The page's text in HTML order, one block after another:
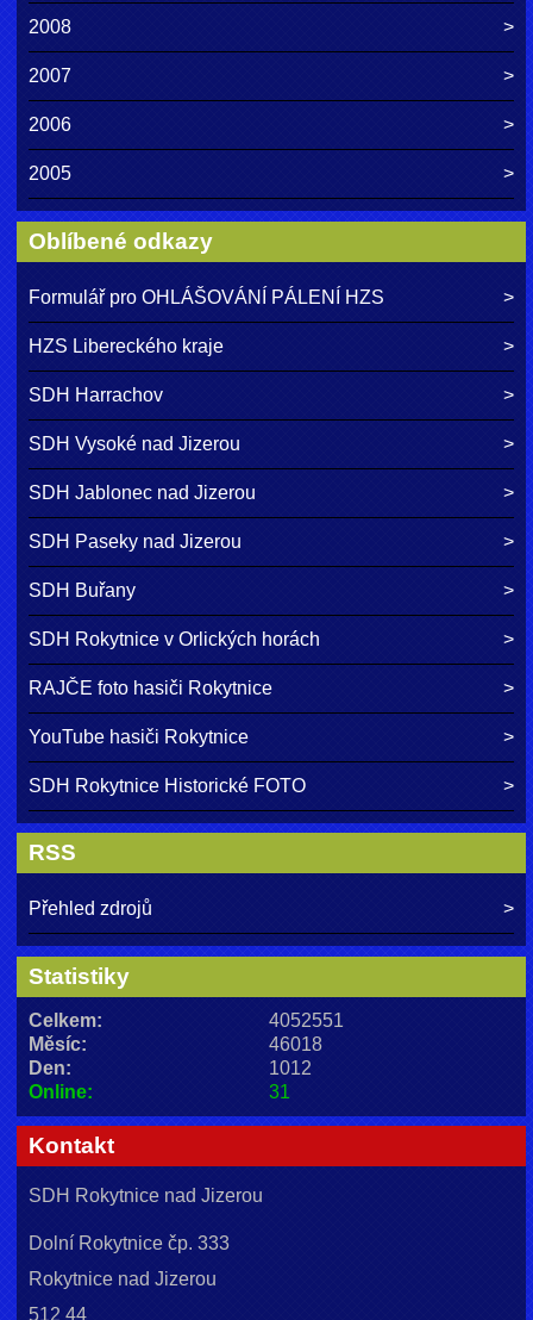
2008
2007
2006
2005
Oblíbené odkazy
Formulář pro OHLÁŠOVÁNÍ PÁLENÍ HZS
HZS Libereckého kraje
SDH Harrachov
SDH Vysoké nad Jizerou
SDH Jablonec nad Jizerou
SDH Paseky nad Jizerou
SDH Buřany
SDH Rokytnice v Orlických horách
RAJČE foto hasiči Rokytnice
YouTube hasiči Rokytnice
SDH Rokytnice Historické FOTO
RSS
Přehled zdrojů
Statistiky
Online: 31
Celkem:
4052551
Měsíc:
46018
Den:
1012
Kontakt
SDH Rokytnice nad Jizerou
Dolní Rokytnice čp. 333
Rokytnice nad Jizerou
512 44